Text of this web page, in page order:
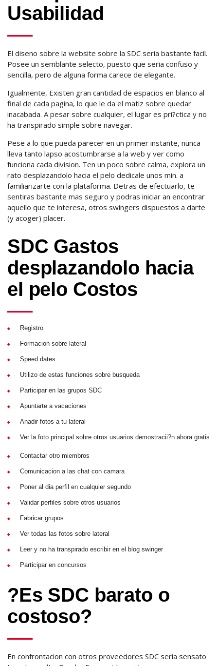
Usabilidad
El diseno sobre la website sobre la SDC seri­a bastante facil.
Posee un semblante selecto, puesto que seri­a confuso y
sencilla, pero de alguna forma carece de elegante.
Igualmente, Existen gran cantidad de espacios en blanco al
final de cada pagina, lo que le da el matiz sobre quedar
inacabada. A pesar sobre cualquier, el lugar es pri?ctica y no
ha transpirado simple sobre navegar.
Pese a lo que pueda parecer en un primer instante, nunca
lleva tanto lapso acostumbrarse a la web y ver como
funciona cada division. Ten un poco sobre calma, explora un
rato desplazandolo hacia el pelo dedicale unos min. a
familiarizarte con la plataforma. Detras de efectuarlo, te
sentiras bastante mas seguro y podras iniciar an encontrar
aquello que te interesa, otros swingers dispuestos a darte
(y acoger) placer.
SDC Gastos
desplazandolo hacia
el pelo Costos
Registro
Formacion sobre lateral
Speed dates
Utilizo de estas funciones sobre busqueda
Participar en las grupos SDC
Apuntarte a vacaciones
Anadir fotos a tu lateral
Ver la foto principal sobre otros usuarios demostracii?n ahora gratis
Contactar otro miembros
Comunicacion a las chat con camara
Poner al dia perfil en cualquier segundo
Validar perfiles sobre otros usuarios
Fabricar grupos
Ver todas las fotos sobre lateral
Leer y no ha transpirado escribir en el blog swinger
Participar en concursos
?Es SDC barato o
costoso?
En confrontacion con otros proveedores SDC seri­a sensato